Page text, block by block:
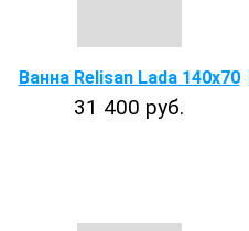
Ванна Relisan Lada 140x70
31 400 руб.